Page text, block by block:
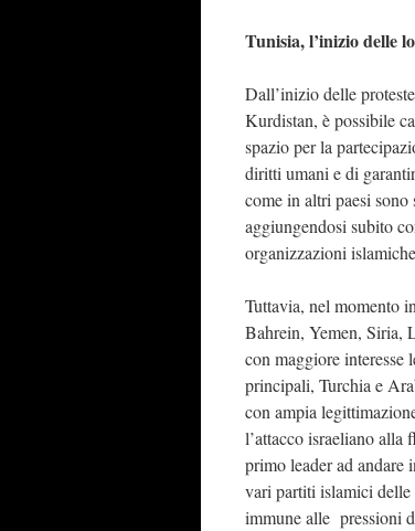
Tunisia, l’inizio delle
Dall’inizio delle
Kurdistan, è possibile
spazio per la
diritti umani e di
come in altri paesi sono
aggiungendosi subito
organizzazioni
Tuttavia, nel momento
Bahrein, Yemen, Siria,
con maggiore interesse
principali, Turchia e
con ampia
l’attacco israeliano alla
primo leader ad andare
vari partiti islamici
immune alle pressioni